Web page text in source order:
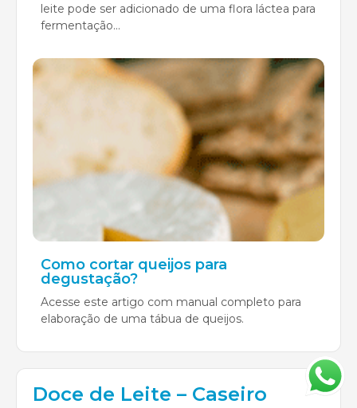
leite pode ser adicionado de uma flora láctea para
fermentação...
Como cortar queijos para
degustação?
Acesse este artigo com manual completo para
elaboração de uma tábua de queijos.
Doce de Leite – Caseiro